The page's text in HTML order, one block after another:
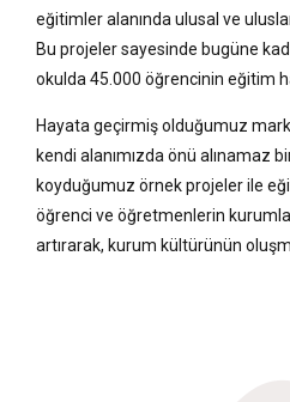
eğitimler alanında ulusal ve
Bu projeler sayesinde bugüne
okulda 45.000 öğrencinin eğitim
Hayata geçirmiş olduğumuz
kendi alanımızda önü alınamaz
koyduğumuz örnek projeler ile
öğrenci ve öğretmenlerin
artırarak, kurum kültürünün